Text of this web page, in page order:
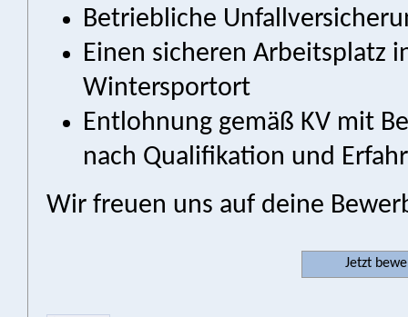
Betriebliche
Einen sicheren Arbeitsplatz
Wintersportort
Entlohnung gemäß KV mit
nach Qualifikation und
Wir freuen uns auf deine
Jetzt